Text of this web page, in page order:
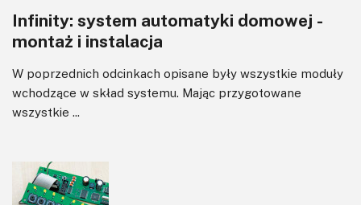
Wzmacniacze
Zasilanie
Infinity: system automatyki domowej -
montaż i instalacja
W poprzednich odcinkach opisane były wszystkie moduły
wchodzące w skład systemu. Mając przygotowane
wszystkie ...